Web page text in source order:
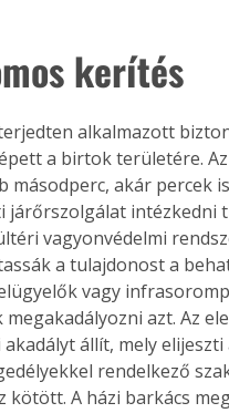
kerítés
alkalmazott
a birtok területére.
másodperc, akár percek
járőrszolgálat intézkedni
vagyonvédelmi
a tulajdonost a
vagy
megakadályozni azt. Az
állít, mely
rendelkező
kötött. A házi barkács